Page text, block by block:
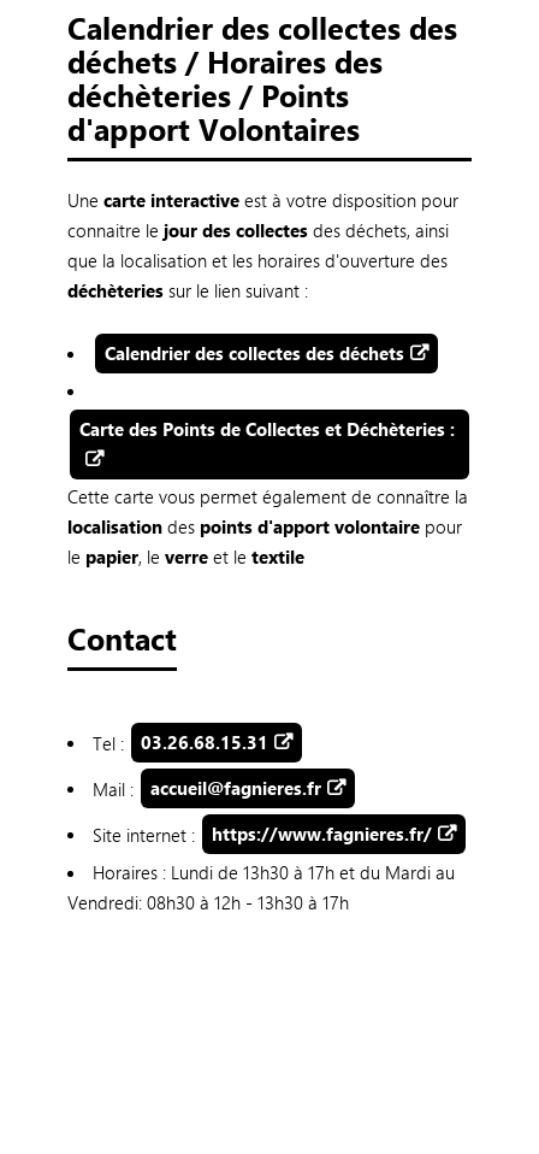
Calendrier des collectes des
déchets / Horaires des
déchèteries / Points
d'apport Volontaires
Une carte interactive est à votre disposition pour
connaitre le jour des collectes des déchets, ainsi
que la localisation et les horaires d'ouverture des
déchèteriessur le lien suivant :
Calendrier des collectes des déchets
Carte des Points de Collectes et Déchèteries :
Cette carte vous permet également de connaître la
localisation despoints d'apport volontairepour
le papier, le verre et le textile
Contact
Tel :
03.26.68.15.31
Mail :
accueil@fagnieres.fr
Site internet :
https://www.fagnieres.fr/
Horaires : Lundi de 13h30 à 17h et du Mardi au
Vendredi: 08h30 à 12h - 13h30 à 17h